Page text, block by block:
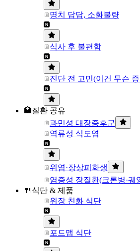
명치 답답, 소화불량
식사 후 불편함
진단 전 고민(이건 무슨
🏥질환 공유
과민성 대장증후군
역류성 식도염
위염·장상피화생
염증성 장질환(크론병·궤
🍴식단 & 제품
위장 친화 식단
포드맵 식단